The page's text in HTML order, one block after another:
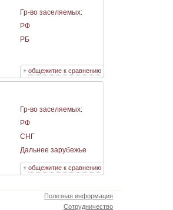
Гр-во заселяемых:
РФ
РБ
+ общежитие к сравнению
Гр-во заселяемых:
РФ
СНГ
Дальнее зарубежье
+ общежитие к сравнению
Полезная информация
Сотрудничество